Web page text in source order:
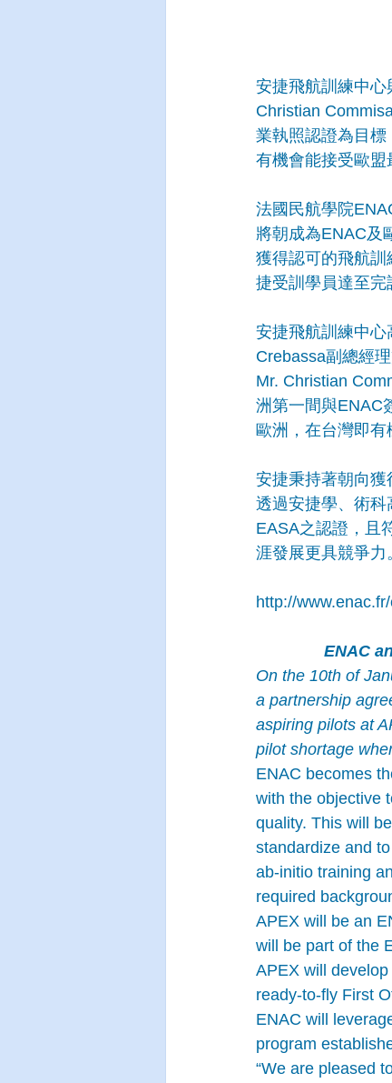
安捷飛航訓練中心
Christian
業執照認證為目
有機會能接受歐盟
法國民航學院
將朝成為ENAC及
獲得認可的飛航
捷受訓學員達至完
安捷飛航訓練中
Crebassa副總經
Mr. Christian
洲第一間與ENAC
歐洲，在台灣即有
安捷秉持著朝向
透過安捷學、術科
EASA之認證，且
涯發展更具競爭力
http://
ENAC
On the 10th of
a partnership
aspiring pilots at
pilot shortage
ENAC becomes
with the objective
quality. This will
standardize and
ab-initio training
required
APEX will be an
will be part of the
APEX will
ready-to-fly First
ENAC will
program
“We are pleased